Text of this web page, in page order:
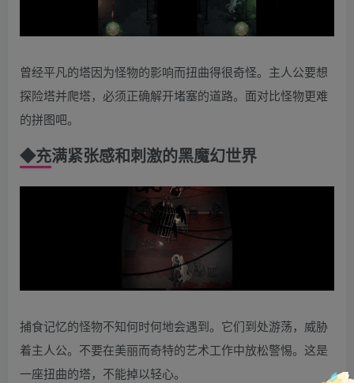
曾经平凡的塔因为怪物的影响而扭曲得很奇怪。主人公要想
探险塔并爬塔，必须正确解开堵塞的道路。面对比怪物更难
的拼图吧。
◆充满紧张感和刺激的黑魔幻世界
捕食记忆的怪物不知何时何地会遇到。它们到处游荡，威胁
着主人公。不要在美丽而奇特的艺术工作中放松警惕。这是
一座扭曲的塔，不能掉以轻心。